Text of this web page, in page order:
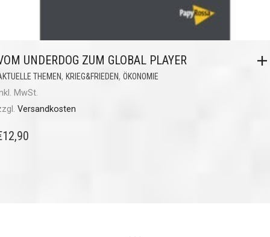
UNDERDOG ZUM GLOBAL PLAYER
THEMEN, KRIEG&FRIEDEN, ÖKONOMIE
MwSt.
Versandkosten
12,90